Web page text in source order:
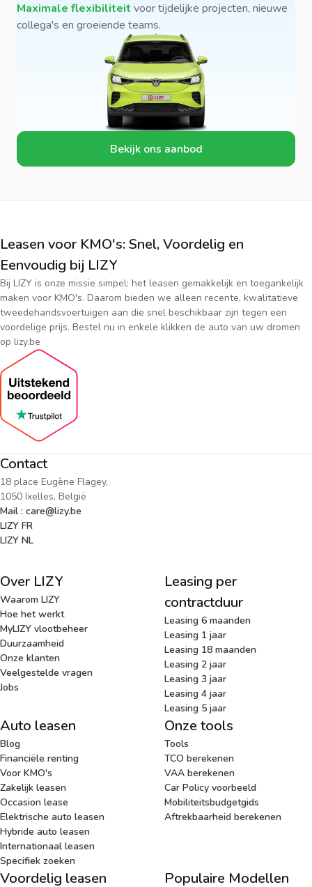
Maximale flexibiliteit voor tijdelijke projecten, nieuwe
collega's en groeiende teams.
Bekijk ons aanbod
Leasen voor KMO's: Snel, Voordelig en
Eenvoudig bij LIZY
Bij LIZY is onze missie simpel: het leasen gemakkelijk en toegankelijk
maken voor KMO's. Daarom bieden we alleen recente, kwalitatieve
tweedehandsvoertuigen aan die snel beschikbaar zijn tegen een
voordelige prijs. Bestel nu in enkele klikken de auto van uw dromen
op lizy.be
Contact
18 place Eugène Flagey,
1050 Ixelles, België
Mail : care@lizy.be
LIZY FR
LIZY NL
Over LIZY
Waarom LIZY
Hoe het werkt
MyLIZY vlootbeheer
Duurzaamheid
Onze klanten
Veelgestelde vragen
Jobs
Leasing per
contractduur
Leasing 6 maanden
Leasing 1 jaar
Leasing 18 maanden
Leasing 2 jaar
Leasing 3 jaar
Leasing 4 jaar
Leasing 5 jaar
Auto leasen
Blog
Financiële renting
Voor KMO's
Zakelijk leasen
Occasion lease
Elektrische auto leasen
Hybride auto leasen
Internationaal leasen
Specifiek zoeken
Onze tools
Tools
TCO berekenen
VAA berekenen
Car Policy voorbeeld
Mobiliteitsbudgetgids
Aftrekbaarheid berekenen
Voordelig leasen Populaire Modellen